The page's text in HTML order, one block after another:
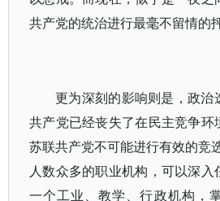
共产党的统治进行最毫不留情的
更为深刻的影响则是，政治
共产党已经丧失了在民主竞争环
苏联共产党不可能进行有效的竞
人数众多的职业机构，可以深
一个工业、教学、行政机构，